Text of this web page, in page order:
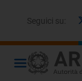
Seguici su: